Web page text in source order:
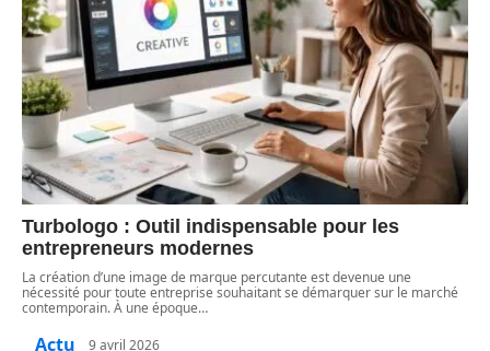
Turbologo : Outil indispensable pour les
entrepreneurs modernes
La création d’une image de marque percutante est devenue une
nécessité pour toute entreprise souhaitant se démarquer sur le marché
contemporain. À une époque…
Actu 9 avril 2026